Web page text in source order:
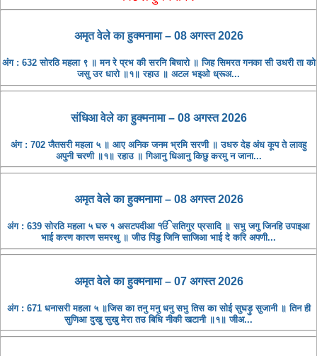
अमृत ​​वेले का हुक्मनामा – 08 अगस्त 2026
अंग : 632 सोरठि महला ९ ॥ मन रे प्रभ की सरनि बिचारो ॥ जिह सिमरत गनका सी उधरी ता को
जसु उर धारो ॥१॥ रहाउ ॥ अटल भइओ ध्रूअ...
संधिआ ​​वेले का हुक्मनामा – 08 अगस्त 2026
अंग : 702 जैतसरी महला ५ ॥ आए अनिक जनम भ्रमि सरणी ॥ उधरु देह अंध कूप ते लावहु
अपुनी चरणी ॥१॥ रहाउ ॥ गिआनु धिआनु किछु करमु न जाना...
अमृत ​​वेले का हुक्मनामा – 08 अगस्त 2026
अंग : 639 सोरठि महला ५ घरु १ असटपदीआ ੴ सतिगुर प्रसादि ॥ सभु जगु जिनहि उपाइआ
भाई करण कारण समरथु ॥ जीउ पिंडु जिनि साजिआ भाई दे करि अपणी...
अमृत ​​वेले का हुक्मनामा – 07 अगस्त 2026
अंग : 671 धनासरी महला ५ ॥जिस का तनु मनु धनु सभु तिस का सोई सुघड़ु सुजानी ॥ तिन ही
सुणिआ दुखु सुखु मेरा तउ बिधि नीकी खटानी ॥१॥ जीअ...